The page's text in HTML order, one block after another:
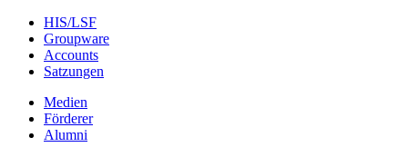
HIS/LSF
Groupware
Accounts
Satzungen
Medien
Förderer
Alumni